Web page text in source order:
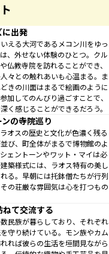
に出発
える大河であるメコン川をゆっ
、外せない体験のひとつ。クル
仏教寺院を訪れることができ、
々との触れあいも心温まる。ま
きの川面はまるで絵画のように
加してのんびり過ごすことで、
く感じることができるだろう。
の寺院巡り
オスの歴史と文化が色濃く残る
び、町全体がまるで博物館のよ
ェントーンやワット・マイは必
築様式には、ラオス特有の美し
る。早朝には托鉢僧たちが行列
の荘厳な雰囲気は心を打つもの
て交流する
民族が暮らしており、それぞれ
守り続けている。モン族やカム
れば彼らの生活を垣間見ながら